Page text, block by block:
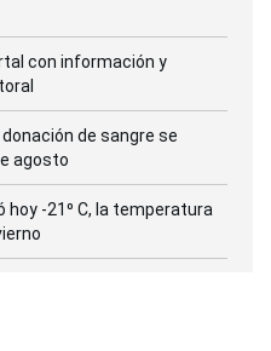
con información y
de sangre se
agosto
-21⁰ C, la temperatura